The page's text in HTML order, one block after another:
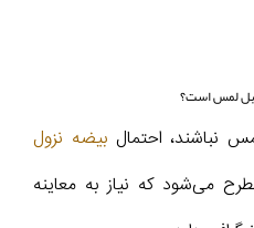
لمس است؟
نباشند، احتمالبیضه نزول
می‌شود که نیاز به معاینه